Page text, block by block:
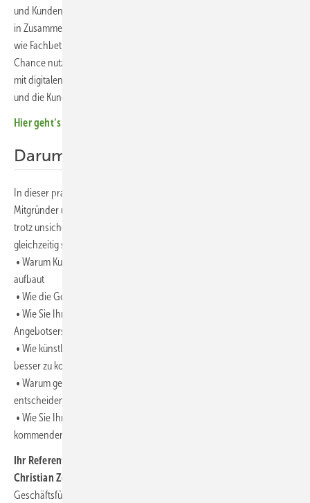
und Kunden Investitionsentscheidungen erleichtern. Golfstrom zeigt
in Zusammenarbeit mit der Redaktion der Fachzeitschrift photovoltaik,
wie Fachbetriebe diese Phase nicht nur überstehen, sondern als
Chance nutzen können: Mit Finanzierung, die Sicherheit bietet, und
mit digitalen Werkzeugen – bis zur KI-Unterstützung –, die den Vertrieb
und die Kundenkommunikation nachhaltig stärken.
Hier geht‘s zur Webinaraufzeichnung!
Darum ging es im Webinar
In dieser praxisorientierten Session erklärt Christian Zellmer,
Mitgründer und Geschäftsführer von Golfstrom, wie Fachbetriebe
trotz unsicherer Zeiten wieder mehr Aufträge abschließen – und sich
gleichzeitig strategisch für die Zukunft aufstellen:
• Warum Kunden aktuell zögern – und wie ihr im Gespräch Vertrauen
aufbaut
• Wie die Golfstrom-Plattform hilft, finanzielle Hürden direkt zu lösen
• Wie Sie Ihre Beratung mit digitalen Tools stärken – von der
Angebotserstellung bis zur Kundenkommunikation
• Wie künstliche Intelligenz Sie unterstützt, effizienter zu verkaufen,
besser zu kommunizieren und regional sichtbar zu bleiben
• Warum gerade jetzt die Stärke des regionalen Handwerks
entscheidend für die Energiewende ist
• Wie Sie Ihren Betrieb wirtschaftlich und digital stabil für die
kommenden Jahre aufstellen
Ihr Referent:
Christian Zellmer
Geschäftsführer von Golfstrom